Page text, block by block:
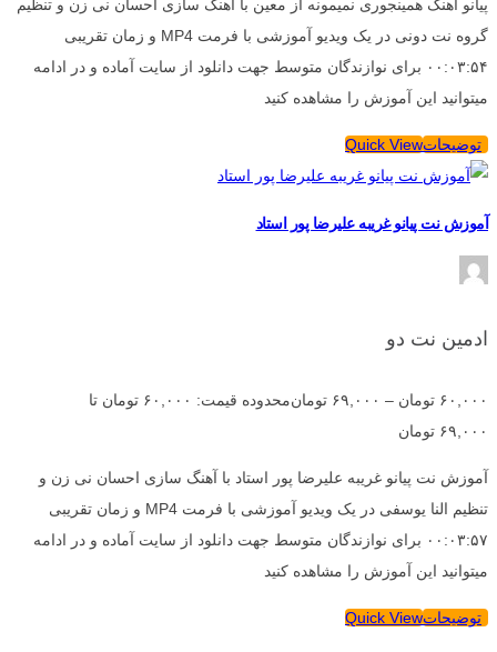
پیانو آهنگ همینجوری نمیمونه از معین با آهنگ سازی احسان نی زن و تنظیم
گروه نت دونی در یک ویدیو آموزشی با فرمت MP4 و زمان تقریبی
۰۰:۰۳:۵۴ برای نوازندگان متوسط جهت دانلود از سایت آماده و در ادامه
میتوانید این آموزش را مشاهده کنید
توضیحاتQuick View
آموزش نت پیانو غریبه علیرضا پور استاد
ادمین نت دو
۶۰,۰۰۰ تومان – ۶۹,۰۰۰ تومان
محدوده قیمت: ۶۰,۰۰۰ تومان تا
۶۹,۰۰۰ تومان
آموزش نت پیانو غریبه علیرضا پور استاد با آهنگ سازی احسان نی زن و
تنظیم النا یوسفی در یک ویدیو آموزشی با فرمت MP4 و زمان تقریبی
۰۰:۰۳:۵۷ برای نوازندگان متوسط جهت دانلود از سایت آماده و در ادامه
میتوانید این آموزش را مشاهده کنید
توضیحاتQuick View